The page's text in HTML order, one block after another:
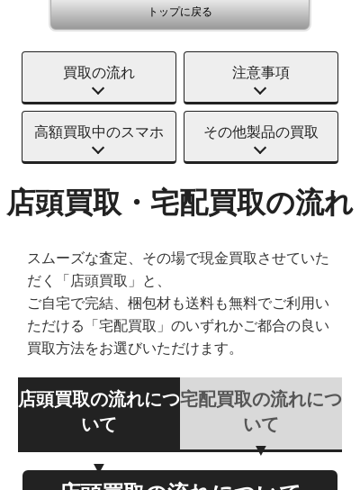
トップに戻る
買取の流れ 注意事項
高額買取中のスマホ その他製品の買取
店頭買取・宅配買取の流れ
スムーズな査定、その場で現金買取させていた
だく「店頭買取」と、
ご自宅で完結、梱包材も送料も無料でご利用い
ただける「宅配買取」のいずれかご都合の良い
買取方法をお選びいただけます。
店頭買取の流れにつ
いて
宅配買取の流れにつ
いて